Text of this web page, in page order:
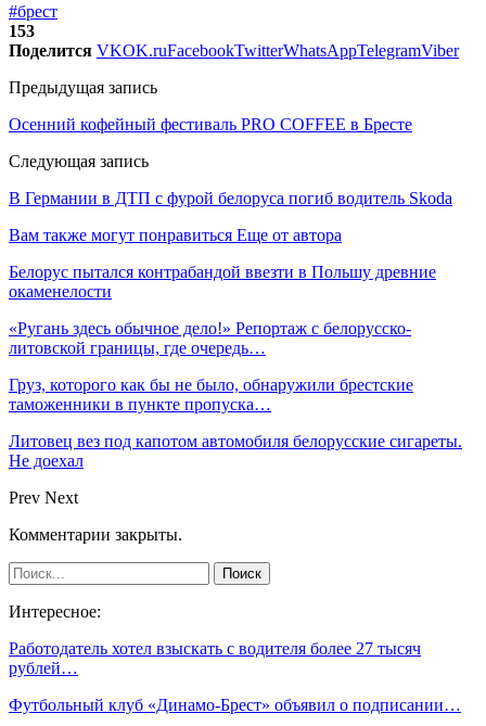
#брест
153
Поделится VKOK.ruFacebookTwitterWhatsAppTelegramViber
Предыдущая запись
Осенний кофейный фестиваль PRO COFFEE в Бресте
Следующая запись
В Германии в ДТП с фурой белоруса погиб водитель Skoda
Вам также могут понравиться Еще от автора
Белорус пытался контрабандой ввезти в Польшу древние
окаменелости
«Ругань здесь обычное дело!» Репортаж с белорусско-
литовской границы, где очередь…
Груз, которого как бы не было, обнаружили брестские
таможенники в пункте пропуска…
Литовец вез под капотом автомобиля белорусские сигареты.
Не доехал
Prev Next
Комментарии закрыты.
Интересное:
Работодатель хотел взыскать с водителя более 27 тысяч
рублей…
Футбольный клуб «Динамо-Брест» объявил о подписании…